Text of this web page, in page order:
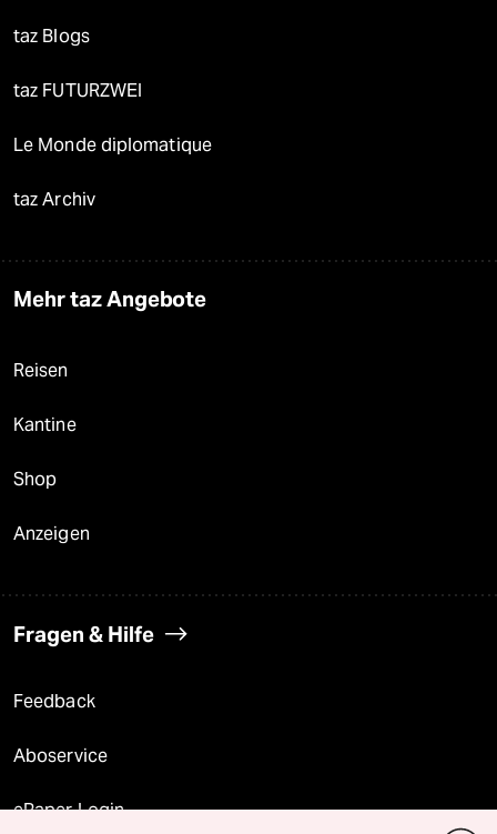
taz Blogs
taz FUTURZWEI
Le Monde diplomatique
taz Archiv
Mehr taz Angebote
Reisen
Kantine
Shop
Anzeigen
Fragen & Hilfe
Feedback
Aboservice
ePaper Login